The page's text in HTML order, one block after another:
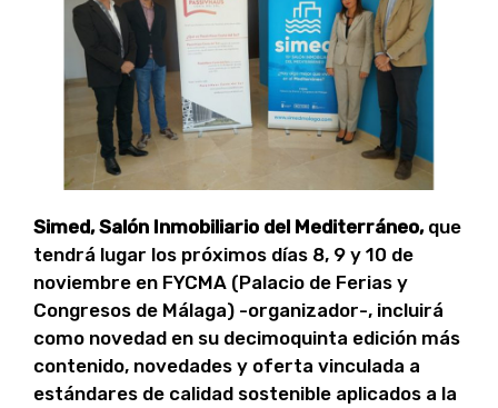
Simed,Salón Inmobiliario del Mediterráneo,que
tendrá lugar los próximos días 8, 9 y 10 de
noviembre en FYCMA (Palacio de Ferias y
Congresos de Málaga) -organizador-, incluirá
como novedad en su decimoquinta edición más
contenido, novedades y oferta vinculada a
estándares de calidad sostenible aplicados a la